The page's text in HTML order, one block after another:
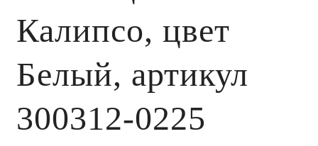
Калипсо, цвет
Белый, артикул
300312-0225